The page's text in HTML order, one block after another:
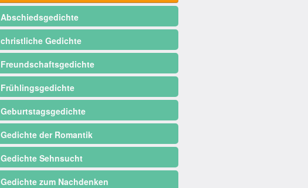
Abschiedsgedichte
christliche Gedichte
Freundschaftsgedichte
Frühlingsgedichte
Geburtstagsgedichte
Gedichte der Romantik
Gedichte Sehnsucht
Gedichte zum Nachdenken